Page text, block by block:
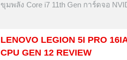
ขุมพลัง Core i7 11th Gen การ์ดจอ
LENOVO LEGION 5I PRO
CPU GEN 12 REVIEW